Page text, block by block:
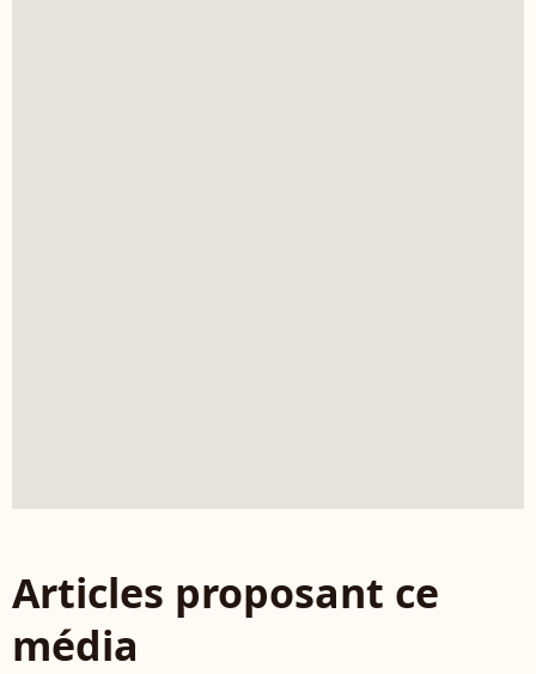
Articles proposant ce
média